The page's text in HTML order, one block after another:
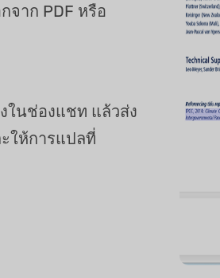
จาก PDF หรือ
ในช่องแชท แล้วส่ง
ให้การแปลที่